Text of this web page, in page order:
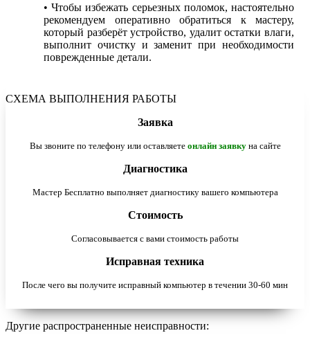
• Чтобы избежать серьезных поломок, настоятельно
рекомендуем оперативно обратиться к мастеру,
который разберёт устройство, удалит остатки влаги,
выполнит очистку и заменит при необходимости
поврежденные детали.
СХЕМА ВЫПОЛНЕНИЯ РАБОТЫ
Заявка
Вы звоните по телефону или оставляете онлайн заявкуна сайте
Диагностика
Мастер Бесплатно выполняет диагностику вашего компьютера
Стоимость
Согласовывается с вами стоимость работы
Исправная техника
После чего вы получите исправный компьютер в течении 30-60 мин
Другие распространенные неисправности: